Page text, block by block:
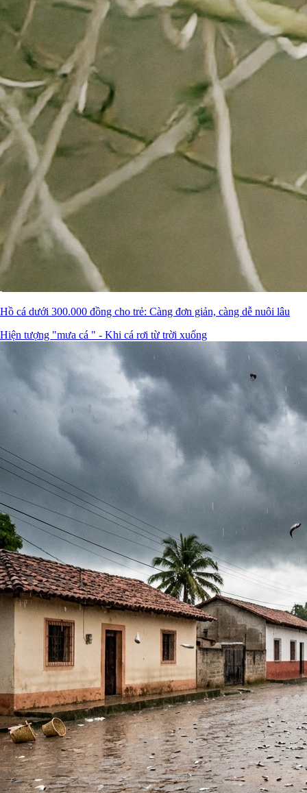
Hồ cá dưới 300.000 đồng cho trẻ: Càng đơn giản, càng dễ nuôi lâu
Hiện tượng "mưa cá " - Khi cá rơi từ trời xuống